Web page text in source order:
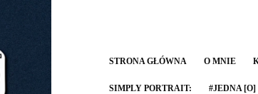
STRONA GŁÓWNA O MNIE
SIMPLY PORTRAIT: #JEDNA